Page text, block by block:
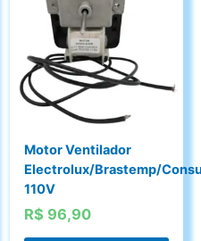
Motor Ventilador
Electrolux/Brastemp/
110V
R$ 96,90